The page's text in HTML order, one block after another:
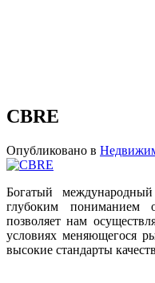
CBRE
Опубликовано в
Богатый
глубоким пониманием
позволяет нам
условиях меняющегося
высокие стандарты